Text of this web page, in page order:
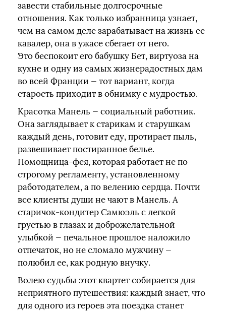
завести стабильные долгосрочные
отношения. Как только избранница узнает,
чем на самом деле зарабатывает на жизнь ее
кавалер, она в ужасе сбегает от него.
Это беспокоит его бабушку Бет, виртуоза на
кухне и одну из самых жизнерадостных дам
во всей Франции — тот вариант, когда
старость приходит в обнимку с мудростью.
Красотка Манель — социальный работник.
Она заглядывает к старикам и старушкам
каждый день, готовит еду, протирает пыль,
развешивает постиранное белье.
Помощница-фея, которая работает не по
строгому регламенту, установленному
работодателем, а по велению сердца. Почти
все клиенты души не чают в Манель. А
старичок-кондитер Самюэль с легкой
грустью в глазах и доброжелательной
улыбкой — печальное прошлое наложило
отпечаток, но не сломало мужчину —
полюбил ее, как родную внучку.
Волею судьбы этот квартет собирается для
неприятного путешествия: каждый знает, что
для одного из героев эта поездка станет